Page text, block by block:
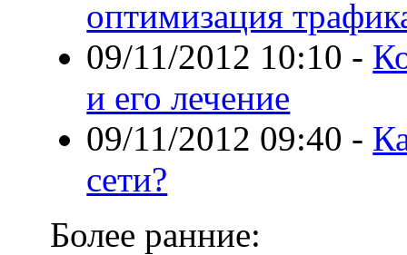
оптимизация
09/11/2012 10:10 -
и его лечение
09/11/2012 09:40 -
сети?
Более ранние: